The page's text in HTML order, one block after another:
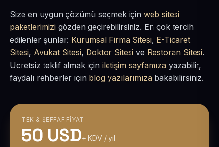
Size en uygun çözümü seçmek için web sitesi
paketlerimizi gözden geçirebilirsiniz. En çok tercih
edilenler şunlar: Kurumsal Firma Sitesi, E-Ticaret
Sitesi, Avukat Sitesi, Doktor Sitesi ve Restoran Sitesi.
Ücretsiz teklif almak için iletişim sayfamıza yazabilir,
faydalı rehberler için blog yazılarımıza bakabilirsiniz.
TEK & ŞEFFAF FIYAT
50 USD+ KDV / yıl